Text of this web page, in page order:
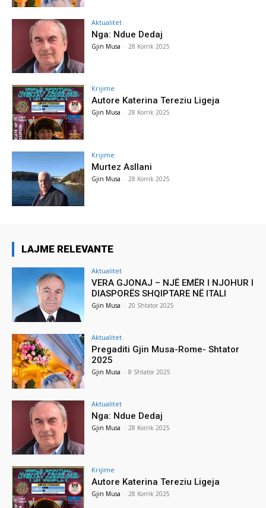
Aktualitet
Nga: Ndue Dedaj
Gjin Musa - 28 Korrik 2025
Krijime
Autore Katerina Tereziu Ligeja
Gjin Musa - 28 Korrik 2025
Krijime
Murtez Asllani
Gjin Musa - 28 Korrik 2025
LAJME RELEVANTE
Aktualitet
VERA GJONAJ – NJË EMËR I NJOHUR I
DIASPORËS SHQIPTARE NË ITALI
Gjin Musa - 20 Shtator 2025
Aktualitet
Pregaditi Gjin Musa-Rome- Shtator
2025
Gjin Musa - 8 Shtator 2025
Aktualitet
Nga: Ndue Dedaj
Gjin Musa - 28 Korrik 2025
Krijime
Autore Katerina Tereziu Ligeja
Gjin Musa - 28 Korrik 2025